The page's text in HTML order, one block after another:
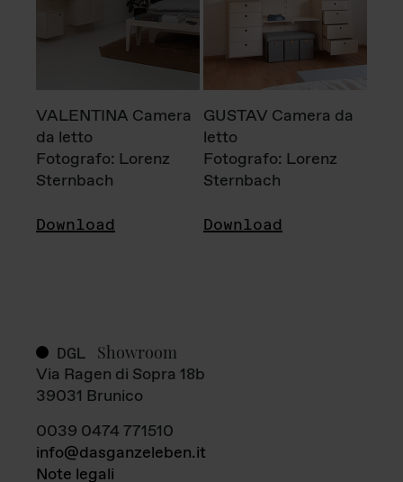
VALENTINA Camera
da letto
Fotografo: Lorenz
Sternbach
Download
GUSTAV Camera da
letto
Fotografo: Lorenz
Sternbach
Download
DGL Showroom
Via Ragen di Sopra 18b
39031 Brunico
0039 0474 771510
info@dasganzeleben.it
Note legali